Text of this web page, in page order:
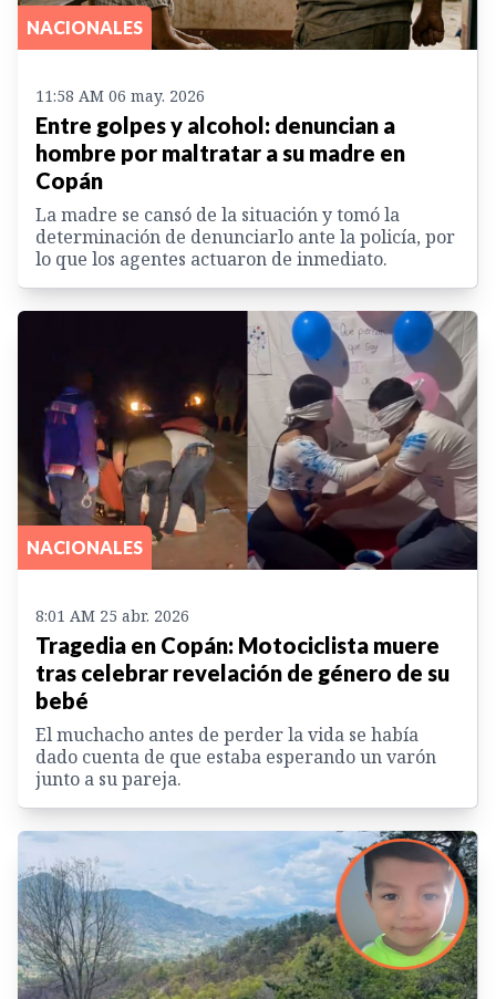
NACIONALES
11:58 AM 06 may. 2026
Entre golpes y alcohol: denuncian a
hombre por maltratar a su madre en
Copán
La madre se cansó de la situación y tomó la
determinación de denunciarlo ante la policía, por
lo que los agentes actuaron de inmediato.
NACIONALES
8:01 AM 25 abr. 2026
Tragedia en Copán: Motociclista muere
tras celebrar revelación de género de su
bebé
El muchacho antes de perder la vida se había
dado cuenta de que estaba esperando un varón
junto a su pareja.